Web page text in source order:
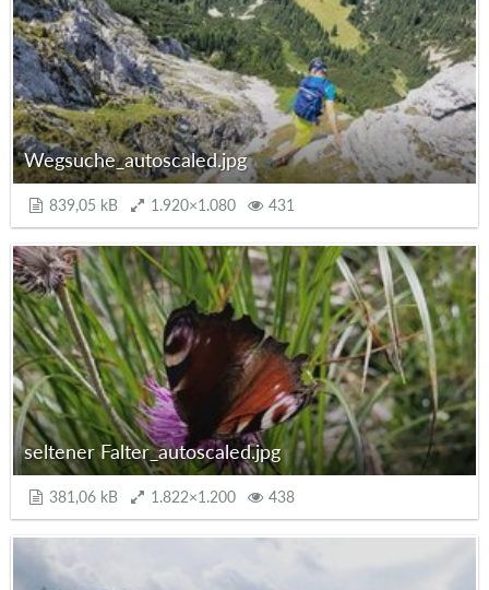
Wegsuche_autoscaled.jpg
839,05 kB 1.920×1.080 431
seltener Falter_autoscaled.jpg
381,06 kB 1.822×1.200 438